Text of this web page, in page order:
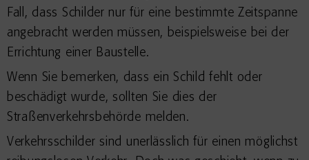
Fall, dass Schilder nur für eine bestimmte Zeitspanne
angebracht werden müssen, beispielsweise bei der
Errichtung einer Baustelle.
Wenn Sie bemerken, dass ein Schild fehlt oder
beschädigt wurde, sollten Sie dies der
Straßenverkehrsbehörde melden.
Verkehrsschilder sind unerlässlich für einen möglichst